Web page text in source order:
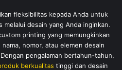
fleksibilitas kepada Anda untuk
melalui desain yang Anda inginkan.
printing yang memungkinkan
nomor, atau elemen desain
pengalaman bertahun-tahun,
berkualitas tinggi dan desain